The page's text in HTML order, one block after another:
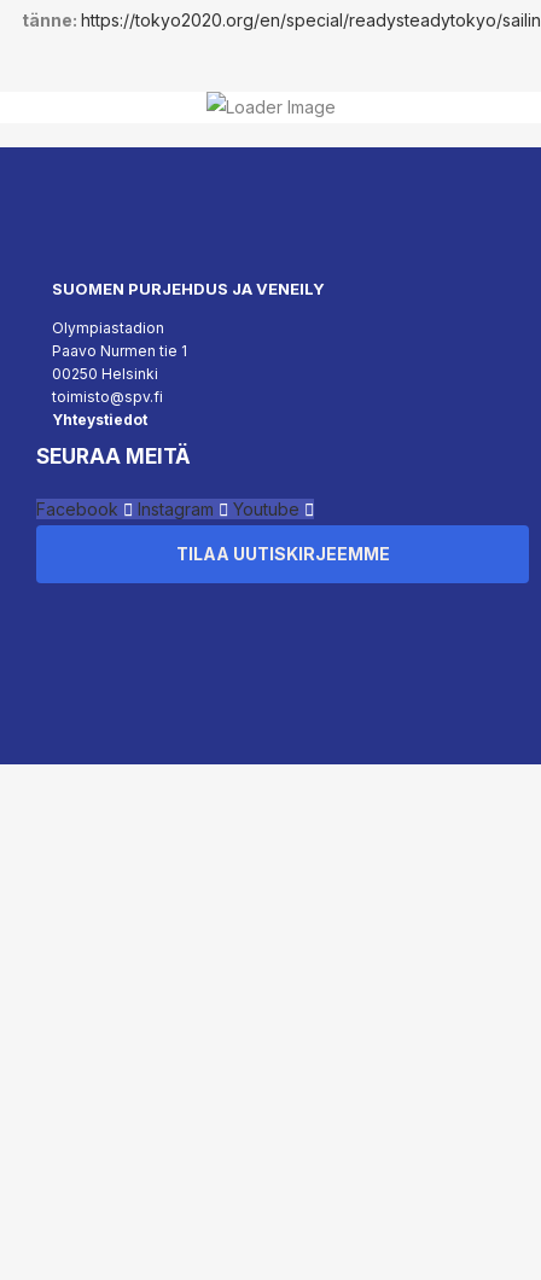
tänne: https://tokyo2020.org/en/special/readysteadytokyo/
SUOMEN PURJEHDUS JA VENEILY
Olympiastadion
Paavo Nurmen tie 1
00250 Helsinki
toimisto@spv.fi
Yhteystiedot
SEURAA MEITÄ
Facebook Instagram Youtube
TILAA UUTISKIRJEEMME